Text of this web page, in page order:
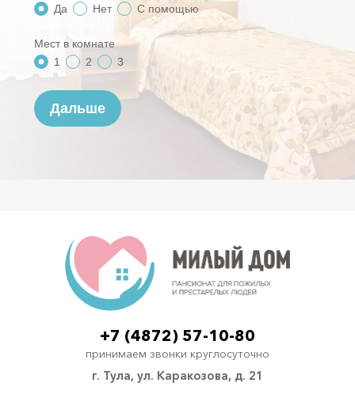
г. Тула, ул. Каракозова, д. 21
+7 (4872) 57-10-80
принимаем звонки круглосуточно